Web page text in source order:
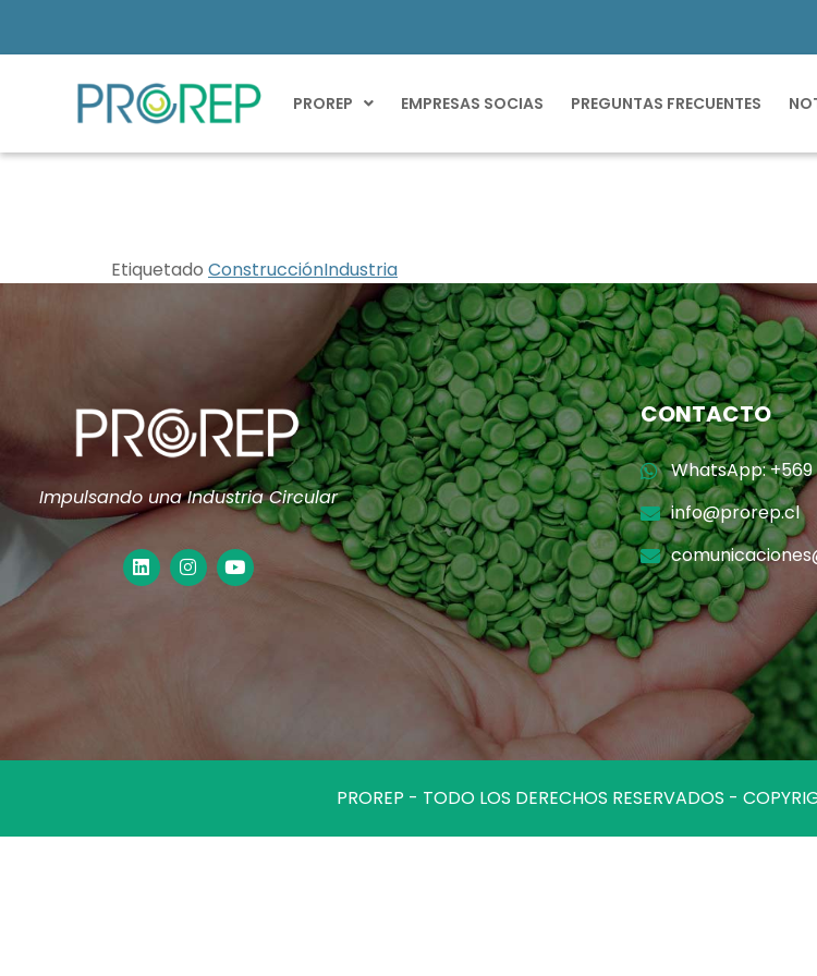
PROREP EMPRESAS SOCIAS PREGUNTAS FRECUENTES
Etiquetado ConstrucciónIndustria
Impulsando una Industria Circular
CONTACTO
WhatsApp: +569
info@prorep.cl
PROREP - TODO LOS DERECHOS RESERVADOS -